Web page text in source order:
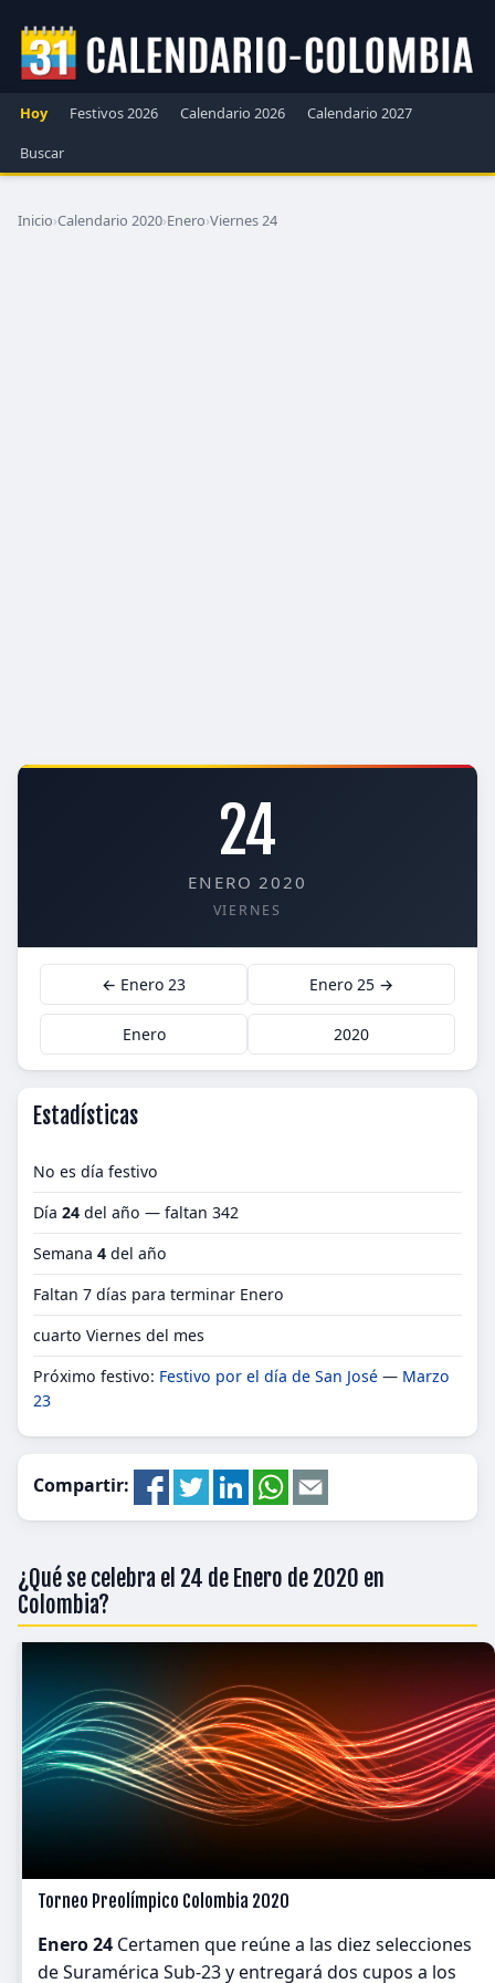
Hoy Festivos 2026 Calendario 2026
Calendario 2027
Buscar
Inicio›Calendario 2020›Enero›Viernes 24
24
ENERO 2020
VIERNES
← Enero 23 Enero 25 →
Enero 2020
Estadísticas
No es día festivo
Día 24 del año — faltan 342
Semana 4 del año
Faltan 7 días para terminar Enero
cuarto Viernes del mes
Próximo festivo: Festivo por el día de San José — Marzo
23
Compartir:
¿Qué se celebra el 24 de Enero de 2020 en
Colombia?
Torneo Preolímpico Colombia 2020
Enero 24 Certamen que reúne a las diez selecciones
de Suramérica Sub-23 y entregará dos cupos a los